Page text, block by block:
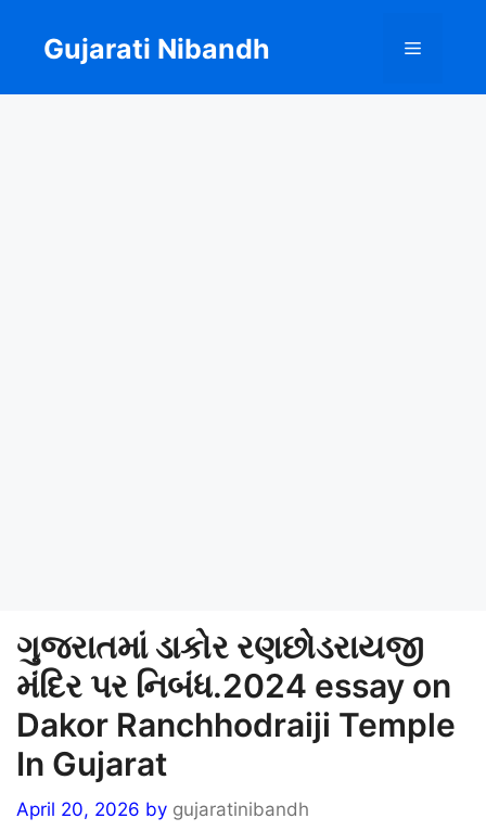
content
Gujarati Nibandh Menu
ગુજરાતમાં ડાકોર રણછોડરાયજી
મંદિર પર નિબંધ.2024 essay on
Dakor Ranchhodraiji Temple
In Gujarat
April 20, 2026 by gujaratinibandh